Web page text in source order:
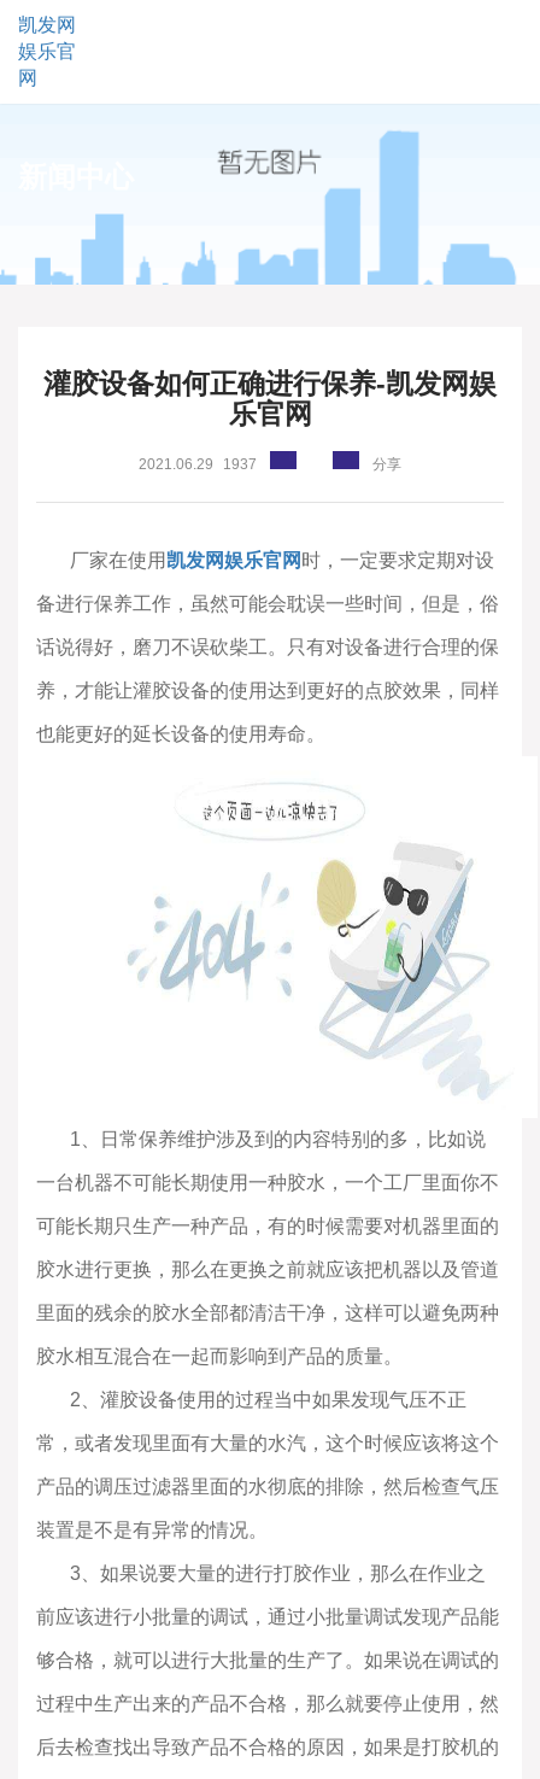
凯发网
娱乐官
网
灌胶设备如何正确进行保养-凯发网娱
乐官网
2021.06.29 1937 分享
厂家在使用凯发网娱乐官网 时，一定要求定期对设
备进行保养工作，虽然可能会耽误一些时间，但是，俗
话说得好，磨刀不误砍柴工。只有对设备进行合理的保
养，才能让灌胶设备的使用达到更好的点胶效果，同样
也能更好的延长设备的使用寿命。
1 、日常保养维护涉及到的内容特别的多，比如说
一台机器不可能长期使用一种胶水，一个工厂里面你不
可能长期只生产一种产品，有的时候需要对机器里面的
胶水进行更换，那么在更换之前就应该把机器以及管道
里面的残余的胶水全部都清洁干净，这样可以避免两种
胶水相互混合在一起而影响到产品的质量。
2 、灌胶设备使用的过程当中如果发现气压不正
常，或者发现里面有大量的水汽，这个时候应该将这个
产品的调压过滤器里面的水彻底的排除，然后检查气压
装置是不是有异常的情况。
3 、如果说要大量的进行打胶作业，那么在作业之
前应该进行小批量的调试，通过小批量调试发现产品能
够合格，就可以进行大批量的生产了。如果说在调试的
过程中生产出来的产品不合格，那么就要停止使用，然
后去检查找出导致产品不合格的原因，如果是打胶机的